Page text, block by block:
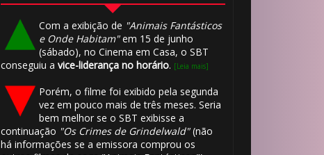
Com a exibição de "Animais Fantásticos
e Onde Habitam"em 15 de junho
(sábado), no Cinema em Casa, o SBT
conseguiu a vice-liderança no horário. [Leia mais]
Porém, o filme foi exibido pela segunda
vez em pouco mais de três meses. Seria
bem melhor se o SBT exibisse a
continuação "Os Crimes de Grindelwald"(não
há informações se a emissora comprou os
⚡